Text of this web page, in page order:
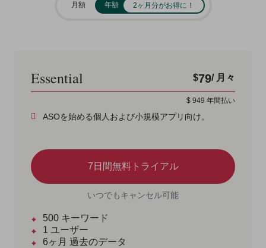
月額 年額 2ヶ月分がお得に！
Essential $79/ 月々
$ 949 年間払い
ASOを始める個人および小規模アプリ向け。
7日間無料トライアル
いつでもキャンセル可能
500 キーワード
1 ユーザー
6ヶ月 過去のデータ